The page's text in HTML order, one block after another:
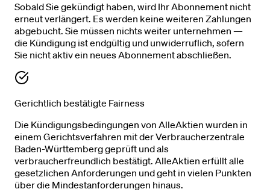
Sobald Sie gekündigt haben, wird Ihr Abonnement nicht
erneut verlängert. Es werden keine weiteren Zahlungen
abgebucht. Sie müssen nichts weiter unternehmen —
die Kündigung ist endgültig und unwiderruflich, sofern
Sie nicht aktiv ein neues Abonnement abschließen.
Gerichtlich bestätigte Fairness
Die Kündigungsbedingungen von AlleAktien wurden in
einem Gerichtsverfahren mit der Verbraucherzentrale
Baden-Württemberg geprüft und als
verbraucherfreundlich bestätigt. AlleAktien erfüllt alle
gesetzlichen Anforderungen und geht in vielen Punkten
über die Mindestanforderungen hinaus.